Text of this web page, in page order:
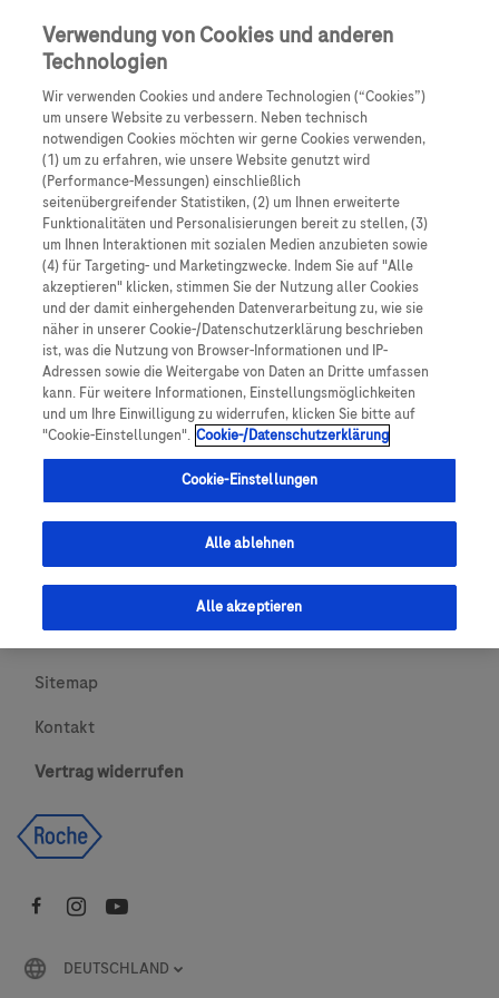
Skip to main content 0
Produkte Artikel
Es tut uns leid, aber es gibt keine Ergebnisse für:
Über Roche
Impressum
Rechtliche Hinweise
Datenschutz
Cookie-Einstellungen
Urheberrecht
Newsletter abonnieren
Sitemap
Kontakt
Vertrag widerrufen
DEUTSCHLAND
Verwendung von Cookies und anderen
Technologien
Wir verwenden Cookies und andere Technologien (“Cookies”)
um unsere Website zu verbessern. Neben technisch
notwendigen Cookies möchten wir gerne Cookies verwenden,
(1) um zu erfahren, wie unsere Website genutzt wird
(Performance-Messungen) einschließlich
seitenübergreifender Statistiken, (2) um Ihnen erweiterte
Funktionalitäten und Personalisierungen bereit zu stellen, (3)
um Ihnen Interaktionen mit sozialen Medien anzubieten sowie
(4) für Targeting- und Marketingzwecke. Indem Sie auf "Alle
akzeptieren" klicken, stimmen Sie der Nutzung aller Cookies
und der damit einhergehenden Datenverarbeitung zu, wie sie
näher in unserer Cookie-/Datenschutzerklärung beschrieben
ist, was die Nutzung von Browser-Informationen und IP-
Adressen sowie die Weitergabe von Daten an Dritte umfassen
kann. Für weitere Informationen, Einstellungsmöglichkeiten
und um Ihre Einwilligung zu widerrufen, klicken Sie bitte auf
"Cookie-Einstellungen". Cookie-/Datenschutzerklärung
Cookie-Einstellungen
Alle ablehnen
Alle akzeptieren